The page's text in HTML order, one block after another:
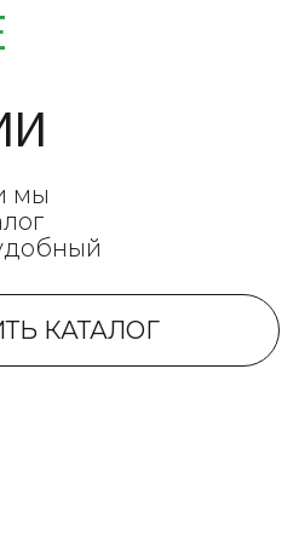
мы
КАТАЛОГ